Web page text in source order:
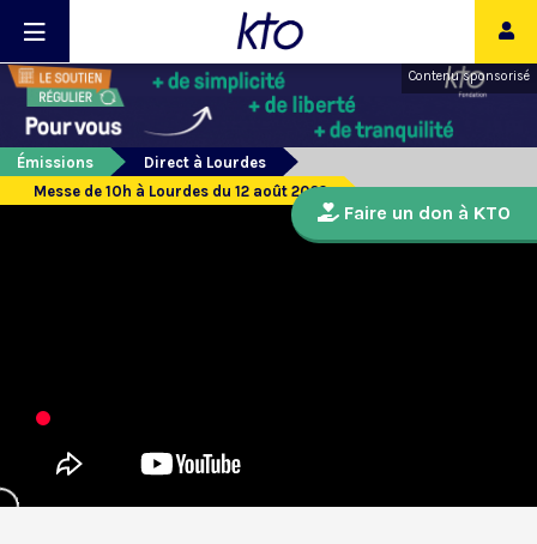
Contenu sponsorisé
Émissions
Direct à Lourdes
Messe de 10h à Lourdes du 12 août 2022
Faire un don à KTO